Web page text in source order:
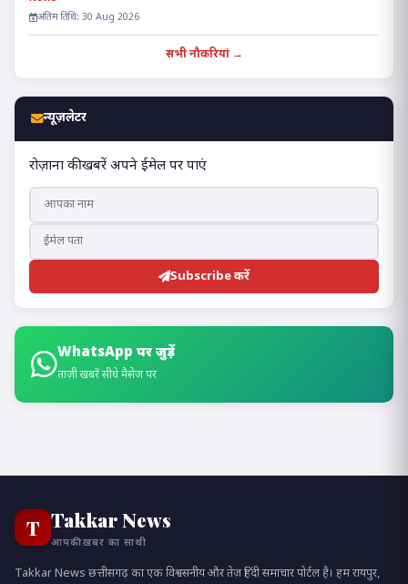
अंतिम तिथि: 30 Aug 2026
सभी नौकरियां →
न्यूज़लेटर
रोज़ाना की खबरें अपने ईमेल पर पाएं
Subscribe करें
WhatsApp पर जुड़ें
ताज़ी खबरें सीधे मैसेज पर
T Takkar News
आपकी ख़बर का साथी
Takkar News छत्तीसगढ़ का एक विश्वसनीय और तेज़ हिंदी समाचार पोर्टल है। हम रायपुर,